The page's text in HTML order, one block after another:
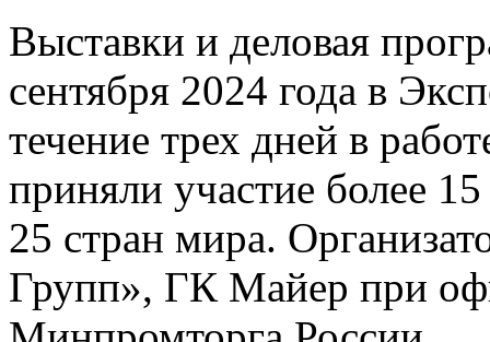
Выставки и деловая
сентября 2024 года в
течение трех дней в
приняли участие более
25 стран мира.
Групп», ГК Майер при